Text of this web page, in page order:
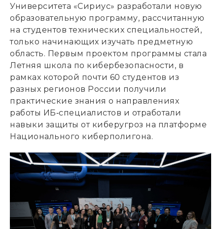
Университета «Сириус» разработали новую
образовательную программу, рассчитанную
на студентов технических специальностей,
только начинающих изучать предметную
область. Первым проектом программы стала
Летняя школа по кибербезопасности, в
рамках которой почти 60 студентов из
разных регионов России получили
практические знания о направлениях
работы ИБ‑специалистов и отработали
навыки защиты от киберугроз на платформе
Национального киберполигона.